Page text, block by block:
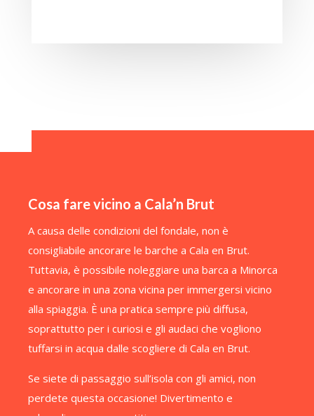
Cosa fare vicino a Cala’n Brut
A causa delle condizioni del fondale, non è
consigliabile ancorare le barche a Cala en Brut.
Tuttavia, è possibile noleggiare una barca a Minorca
e ancorare in una zona vicina per immergersi vicino
alla spiaggia. È una pratica sempre più diffusa,
soprattutto per i curiosi e gli audaci che vogliono
tuffarsi in acqua dalle scogliere di Cala en Brut.
Se siete di passaggio sull’isola con gli amici, non
perdete questa occasione! Divertimento e